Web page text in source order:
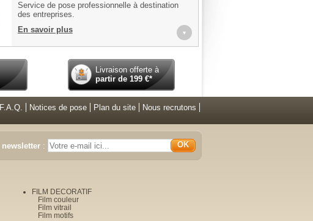
Service de pose professionnelle à destination
des entreprises.
En savoir plus
▼
Livraison offerte à
partir de199€*
F.A.Q. Notices de pose Plan du site
Nous recrutons
newsletter : OK
FILM DECORATIF
Film couleur
Film vitrail
Film motifs